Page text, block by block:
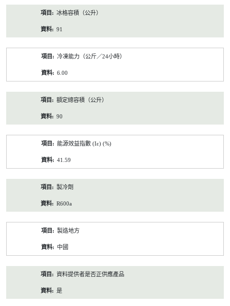
冰格容積（公升）
91
冷凍能力（公斤／24小時）
6.00
額定總容積（公升）
90
能源效益指數 (Iε) (%)
41.59
製冷劑
R600a
製造地方
中國
資料提供者是否正供應產品
是